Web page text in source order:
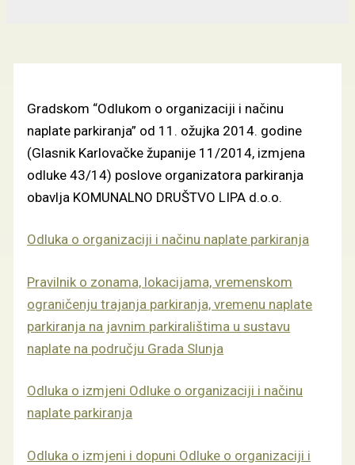
Gradskom “Odlukom o organizaciji i načinu
naplate parkiranja” od 11. ožujka 2014. godine
(Glasnik Karlovačke županije 11/2014, izmjena
odluke 43/14) poslove organizatora parkiranja
obavlja KOMUNALNO DRUŠTVO LIPA d.o.o.
Odluka o organizaciji i načinu naplate parkiranja
Pravilnik o zonama, lokacijama, vremenskom
ograničenju trajanja parkiranja, vremenu naplate
parkiranja na javnim parkiralištima u sustavu
naplate na području Grada Slunja
Odluka o izmjeni Odluke o organizaciji i načinu
naplate parkiranja
Odluka o izmjeni i dopuni Odluke o organizaciji i